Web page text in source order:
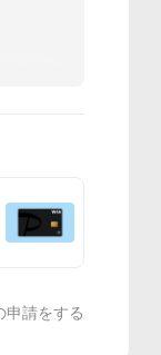
申請をする